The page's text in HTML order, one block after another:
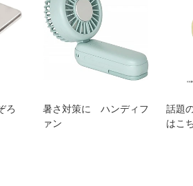
ろ
暑さ対策に ハンディフ
ァン
話題
はこ